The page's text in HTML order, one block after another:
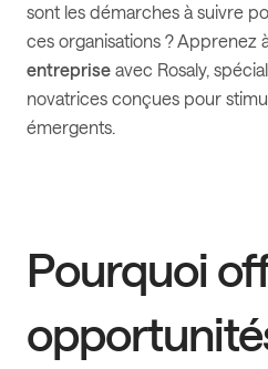
sont les démarches à suivre
ces organisations ? Apprenez
entreprise avec Rosaly,
novatrices conçues pour
émergents.
Pourquoi